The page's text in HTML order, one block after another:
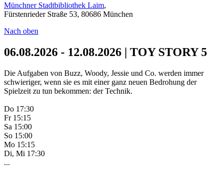
Münchner Stadtbibliothek Laim,
Fürstenrieder Straße 53, 80686 München
Nach oben
06.08.2026 - 12.08.2026 | TOY STORY 5
Die Aufgaben von Buzz, Woody, Jessie und Co. werden immer
schwieriger, wenn sie es mit einer ganz neuen Bedrohung der
Spielzeit zu tun bekommen: der Technik.
Do 17:30
Fr 15:15
Sa 15:00
So 15:00
Mo 15:15
Di, Mi 17:30
...